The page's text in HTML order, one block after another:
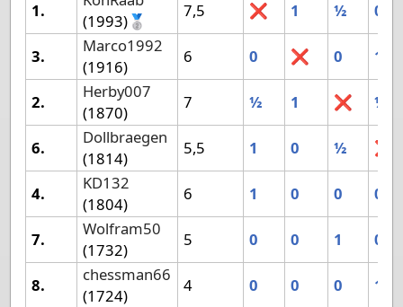
1.
(1993)🥈
7,5 ❌ 1 ½ 0
3.
Marco1992
(1916)
6 0 ❌ 0 1
2.
Herby007
(1870)
7 ½ 1 ❌ ½
6.
Dollbraegen
(1814)
5,5 1 0 ½ ❌
4.
KD132
(1804)
6 1 0 0 0
7.
Wolfram50
(1732)
5 0 0 1 0
8.
chessman66
(1724)
4 0 0 0 1